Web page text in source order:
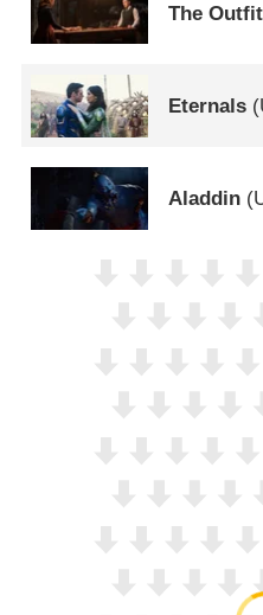
The Outfit
Eternals (
Aladdin (